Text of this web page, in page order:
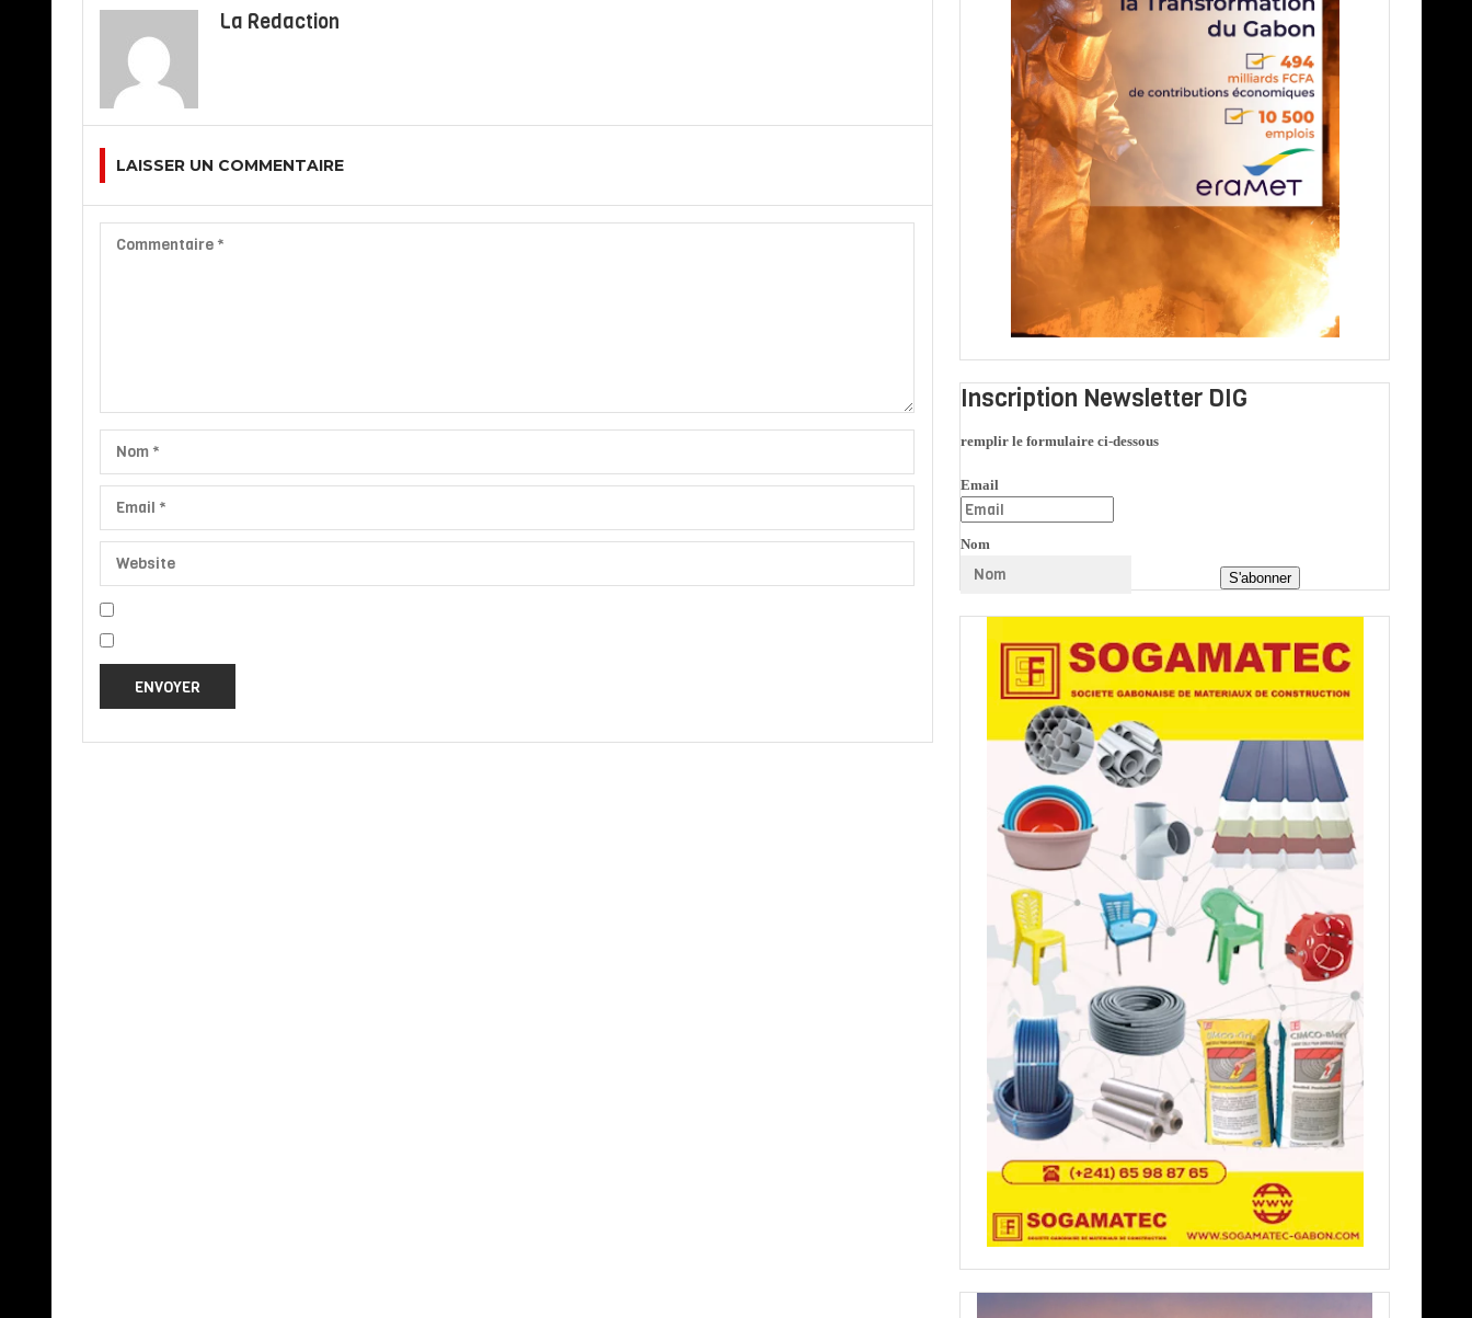
La Redaction
LAISSER UN COMMENTAIRE
Inscription Newsletter DIG
remplir le formulaire ci-dessous
Email
Nom
S'abonner